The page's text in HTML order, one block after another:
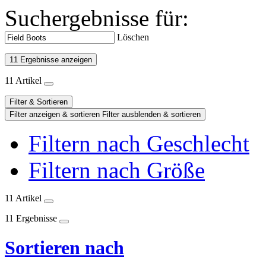
Suchergebnisse für:
Löschen
11 Ergebnisse anzeigen
11 Artikel
Filter & Sortieren
Filter anzeigen & sortieren Filter ausblenden & sortieren
Filtern nach Geschlecht
Filtern nach Größe
11 Artikel
11 Ergebnisse
Sortieren nach